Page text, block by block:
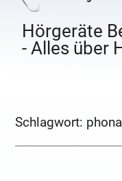
Hörgeräte
- Alles über
Schlagwort: